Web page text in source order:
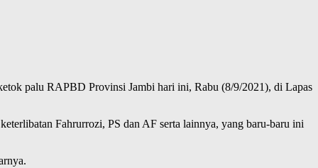
palu RAPBD Provinsi Jambi hari ini, Rabu (8/9/2021), di Lapas
Fahrurrozi, PS dan AF serta lainnya, yang baru-baru ini